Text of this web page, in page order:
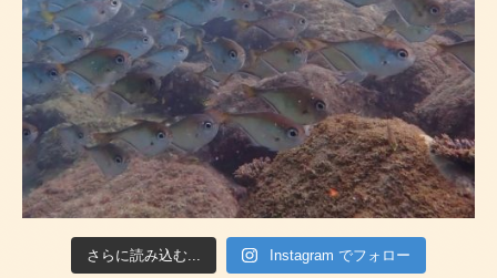
さらに読み込む... Instagram でフォロー